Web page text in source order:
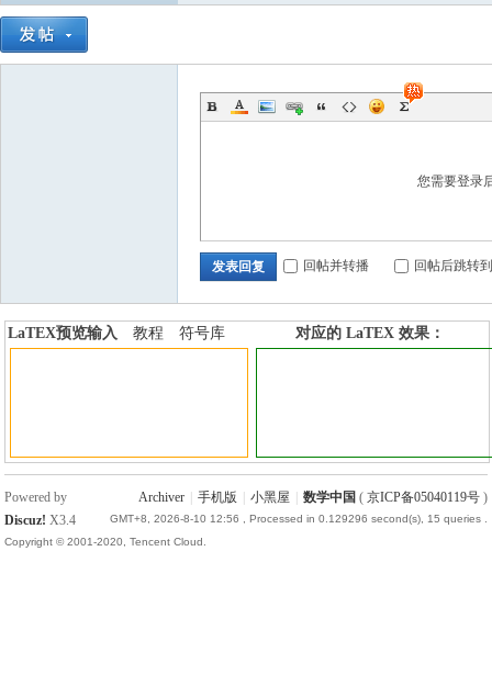
您需要登录
发表回复 回帖并转播 回帖后跳转
LaTEX预览输入 教程
符号库
对应的 LaTEX 效果：
Archiver 手机版 小黑屋 数学中国 ( 京ICP备05040119号)
GMT+8, 2026-8-10 12:56 , Processed in 0.129296 second(s), 15 queries .
Powered by
Discuz! X3.4
Copyright © 2001-2020, Tencent Cloud.